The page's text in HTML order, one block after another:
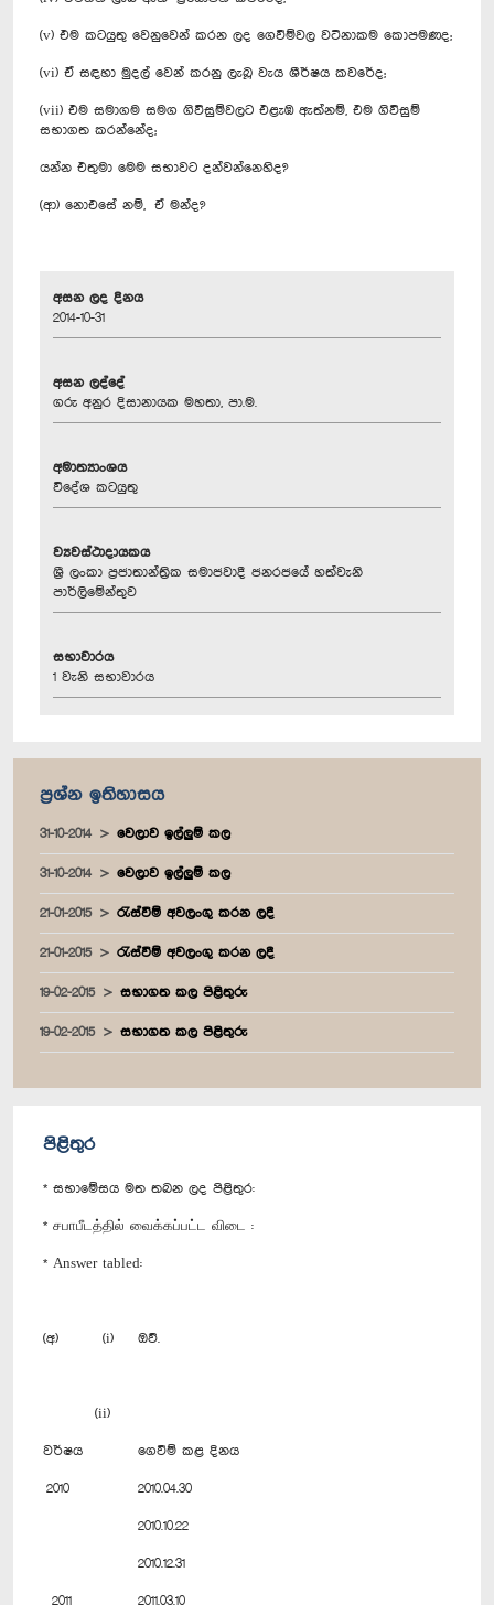
(v) එම කටයුතු වෙනුවෙන් කරන ලද ගෙවීම්වල වටිනාකම කොපමණද;
(vi) ඒ සඳහා මුදල් වෙන් කරනු ලැබූ වැය ශීර්ෂය කවරේද;
(vii) එම සමාගම සමග ගිවිසුම්වලට එළැඹ ඇත්නම්, එම ගිවිසුම්
සභාගත කරන්නේද;
යන්න එතුමා මෙම සභාවට දන්වන්නෙහිද?
(ආ) නොඑසේ නම්, ඒ මන්ද?
අසන ලද දිනය
2014-10-31
අසන ලද්දේ
ගරු අනුර දිසානායක මහතා, පා.ම.
අමාත්‍යාංශය
විදේශ කටයුතු
ව්‍යවස්ථාදායකය
ශ්‍රී ලංකා ප්‍රජාතාන්ත්‍රික සමාජවාදී ජනරජයේ හත්වැනි
පාර්ලිමේන්තුව
සභාවාරය
1 වැනි සභාවාරය
ප්‍රශ්න ඉතිහාසය
31-10-2014 වෙලාව ඉල්ලුම් කල
31-10-2014 වෙලාව ඉල්ලුම් කල
21-01-2015 රැස්වීම් අවලංගු කරන ලදී
21-01-2015 රැස්වීම් අවලංගු කරන ලදී
19-02-2015 සභාගත කල පිළිතුරු
19-02-2015 සභාගත කල පිළිතුරු
පිළිතුර
* සභාමේසය මත තබන ලද පිළිතුර:
* சபாபீடத்தில் வைக்கப்பட்ட விடை :
* Answer tabled:
(අ) (i) ඔව්.
(ii)
වර්ෂය ගෙවීම් කළ දිනය
2010 2010.04.30
2010.10.22
2010.12.31
2011 2011.03.10